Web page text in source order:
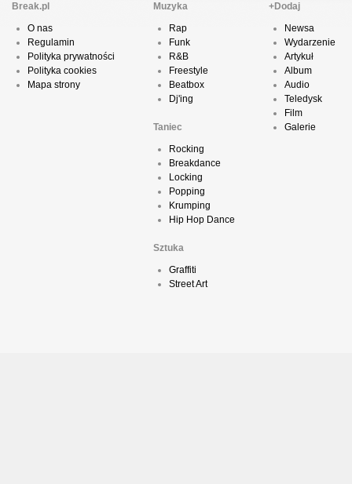
Break.pl
O nas
Regulamin
Polityka prywatności
Polityka cookies
Mapa strony
Muzyka
Rap
Funk
R&B
Freestyle
Beatbox
Dj'ing
Taniec
Rocking
Breakdance
Locking
Popping
Krumping
Hip Hop Dance
Sztuka
Graffiti
Street Art
+Dodaj
Newsa
Wydarzenie
Artykuł
Album
Audio
Teledysk
Film
Galerie